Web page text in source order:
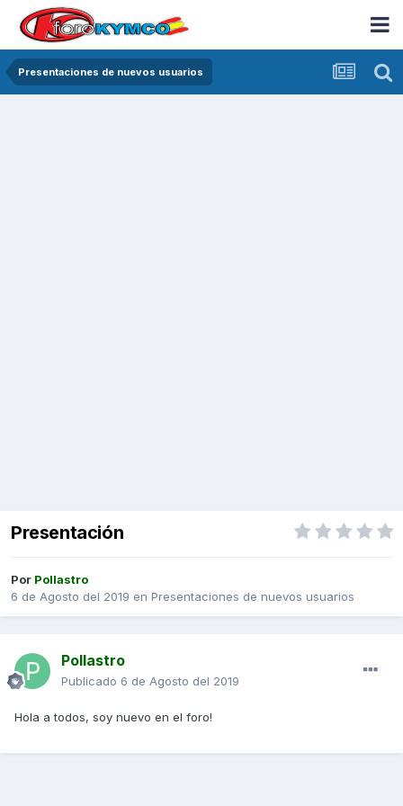
Presentaciones de nuevos usuarios
Presentación
Por Pollastro
6 de Agosto del 2019 en Presentaciones de nuevos usuarios
Pollastro
Publicado 6 de Agosto del 2019
Hola a todos, soy nuevo en el foro!